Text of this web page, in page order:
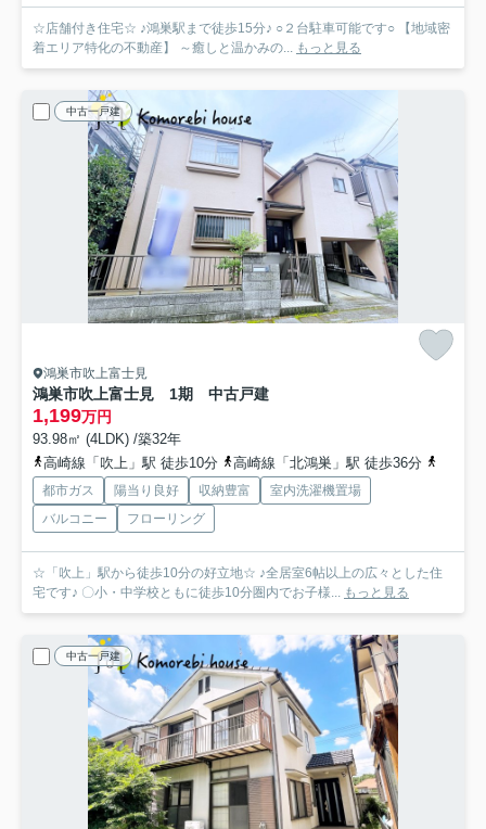
☆店舗付き住宅☆ ♪鴻巣駅まで徒歩15分♪ ○２台駐車可能です○ 【地域密
着エリア特化の不動産】 ～癒しと温かみの... もっと見る
中古一戸建
鴻巣市吹上富士見
鴻巣市吹上富士見 1期 中古戸建
1,199万円
93.98㎡ (4LDK) /築32年
高崎線「吹上」駅 徒歩10分
高崎線「北鴻巣」駅 徒歩36分
都市ガス 陽当り良好 収納豊富
室内洗濯機置場
バルコニー
フローリング
☆「吹上」駅から徒歩10分の好立地☆ ♪全居室6帖以上の広々とした住
宅です♪ 〇小・中学校ともに徒歩10分圏内でお子様... もっと見る
中古一戸建